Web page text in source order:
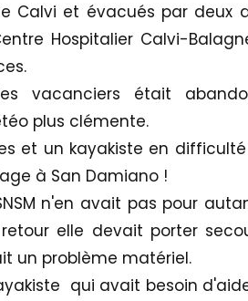
Calvi et évacués par deux
Hospitalier Calvi-
vacanciers était
plus clémente.
et un kayakiste en
à San Damiano !
n'en avait pas pour
elle devait porter
un problème matériel.
qui avait besoin